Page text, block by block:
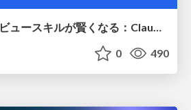
修正PRを食べてレビュースキルが賢くなる：Claude Codeによる自己改善サイクル
0 490